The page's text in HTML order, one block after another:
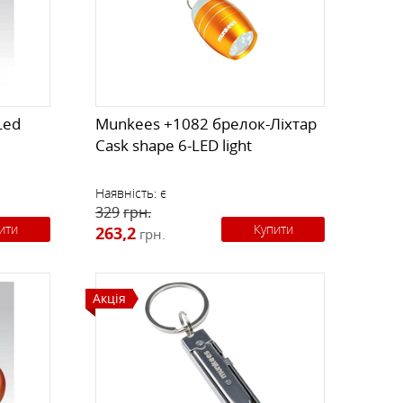
СТРАХУВАЛЬНІ СИСТЕМИ
НОЖІ, МУЛЬТИІНСТРУМЕНТ
СУВЕНІРИ, ПОДАРУНКИ
Munkees +1082 брелок-Ліхтар
Cask shape 6-LED light
Наявність: є
329грн.
263,2 грн. Купити
Акція